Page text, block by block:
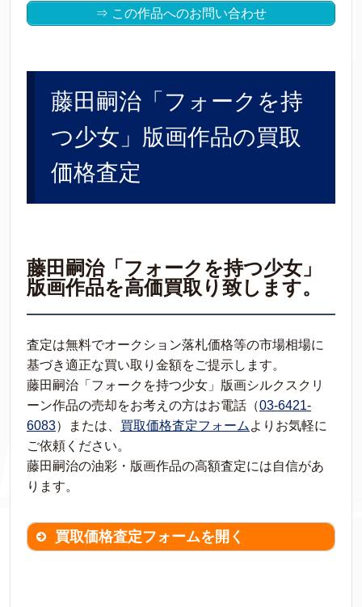
⇒ この作品へのお問い合わせ
藤田嗣治「フォークを持
つ少女」版画作品の買取
価格査定
藤田嗣治「フォークを持つ少女」
版画作品を高価買取り致します。
査定は無料でオークション落札価格等の市場相場に
基づき適正な買い取り金額をご提示します。
藤田嗣治「フォークを持つ少女」版画シルクスクリ
ーン作品の売却をお考えの方はお電話（03-6421-
6083）または、 買取価格査定フォーム よりお気軽に
ご依頼ください。
藤田嗣治の油彩・版画作品の高額査定には自信があ
ります。
買取価格査定フォームを開く